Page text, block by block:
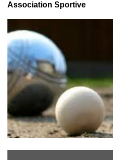
Association Sportive